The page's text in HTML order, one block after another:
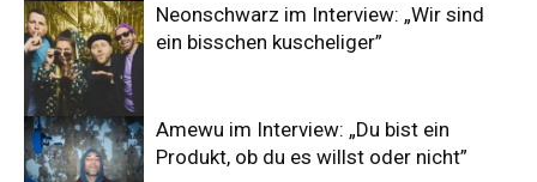
Neonschwarz im Interview: „Wir sind
ein bisschen kuscheliger”
Amewu im Interview: „Du bist ein
Produkt, ob du es willst oder nicht”